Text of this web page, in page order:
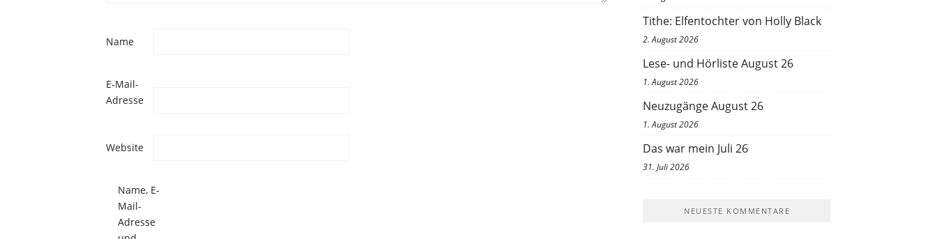
Name
E-Mail-
Adresse
Website
Name, E-
Mail-
Adresse
Tithe: Elfentochter von Holly Black
2. August 2026
Lese- und Hörliste August 26
1. August 2026
Neuzugänge August 26
1. August 2026
Das war mein Juli 26
31. Juli 2026
NEUESTE KOMMENTARE